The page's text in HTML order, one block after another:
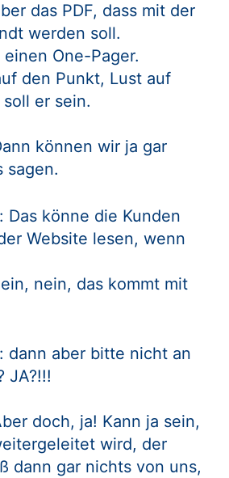
das PDF, dass mit der
werden soll.
One-Pager.
den Punkt, Lust auf
er sein.
können wir ja gar
sagen.
könne die Kunden
Website lesen, wenn
nein, das kommt mit
dann aber bitte nicht an
JA?!!!
doch, ja! Kann ja sein,
wird, der
dann gar nichts von uns,